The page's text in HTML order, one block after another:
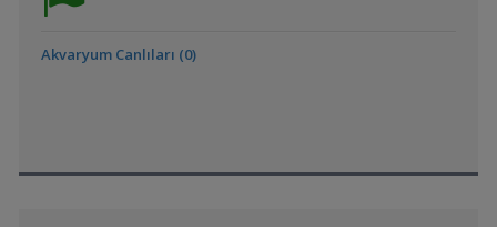
Akvaryum Canlıları (0)